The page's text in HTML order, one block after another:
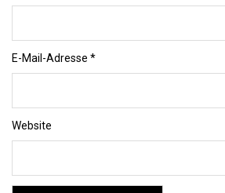
E-Mail-Adresse *
Website